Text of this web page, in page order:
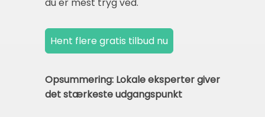
du er mest tryg ved.
Opsummering: Lokale eksperter giver
det stærkeste udgangspunkt